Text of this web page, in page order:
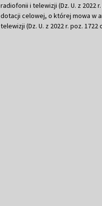
radiofonii i telewizji (Dz. U. z 2022
dotacji celowej, o której mowa w
telewizji (Dz. U. z 2022 r. poz. 1722